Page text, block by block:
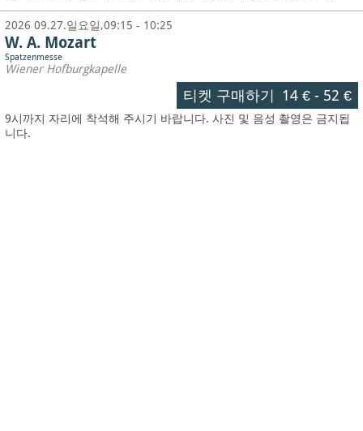
2026 09.27.일요일,09:15 - 10:25
W. A. Mozart
Spatzenmesse
Wiener Hofburgkapelle
티켓 구매하기 14 €- 52 €
9시까지 자리에 착석해 주시기 바랍니다. 사진 및 음성 촬영은 금지됩
니다.